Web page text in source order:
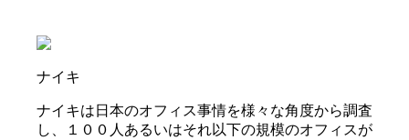
ナイキ
ナイキは日本のオフィス事情を様々な角度から調査
し、１００人あるいはそれ以下の規模のオフィスが